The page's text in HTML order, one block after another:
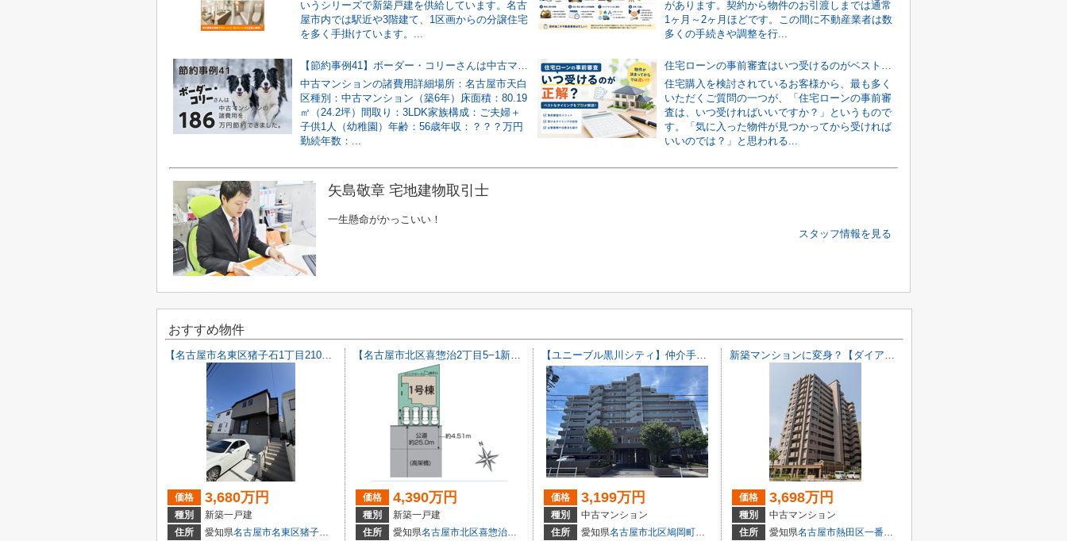
いうシリーズで新築戸建を供給しています。名古
屋市内では駅近や3階建て、1区画からの分譲住宅
を多く手掛けています。...
があります。契約から物件のお引渡しまでは通常
1ヶ月～2ヶ月ほどです。この間に不動産業者は数
多くの手続きや調整を行...
【節約事例41】ボーダー・コリーさんは中古マンションの諸費用を186万円安くできました！
中古マンションの諸費用詳細場所：名古屋市天白
区種別：中古マンション（築6年）床面積：80.19
㎡（24.2坪）間取り：3LDK家族構成：ご夫婦＋
子供1人（幼稚園）年齢：56歳年収：？？？万円
勤続年数：...
住宅ローンの事前審査はいつ受けるのがベスト？「物件が決まってから」では遅い理由を解説
住宅購入を検討されているお客様から、最も多く
いただくご質問の一つが、「住宅ローンの事前審
査は、いつ受ければいいですか？」というもので
す。「気に入った物件が見つかってから受ければ
いいのでは？」と思われる...
矢島敬章 宅地建物取引士
一生懸命がかっこいい！
スタッフ情報を見る
おすすめ物件
価格 3,680万円
種別
新築一戸建
住所
愛知県名古屋市名東区猪子石 １丁目2104
価格 4,390万円
種別
新築一戸建
住所
愛知県名古屋市北区喜惣治 ２丁目5-1
価格 3,199万円
種別
中古マンション
住所
愛知県名古屋市北区鳩岡町 １丁目7-18
価格 3,698万円
種別
中古マンション
住所
愛知県名古屋市熱田区一番